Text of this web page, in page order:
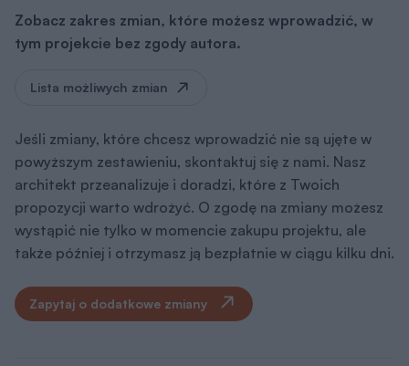
Zobacz zakres zmian, które możesz wprowadzić, w
tym projekcie bez zgody autora.
Lista możliwych zmian
Jeśli zmiany, które chcesz wprowadzić nie są ujęte w
powyższym zestawieniu, skontaktuj się z nami. Nasz
architekt przeanalizuje i doradzi, które z Twoich
propozycji warto wdrożyć. O zgodę na zmiany możesz
wystąpić nie tylko w momencie zakupu projektu, ale
także później i otrzymasz ją bezpłatnie w ciągu kilku dni.
Zapytaj o dodatkowe zmiany